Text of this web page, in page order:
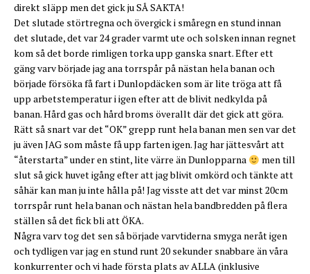
direkt släpp men det gick ju SÅ SAKTA!
Det slutade störtregna och övergick i småregn en stund innan
det slutade, det var 24 grader varmt ute och solsken innan regnet
kom så det borde rimligen torka upp ganska snart. Efter ett
gäng varv började jag ana torrspår på nästan hela banan och
började försöka få fart i Dunlopdäcken som är lite tröga att få
upp arbetstemperatur i igen efter att de blivit nedkylda på
banan. Hård gas och hård broms överallt där det gick att göra.
Rätt så snart var det “OK” grepp runt hela banan men sen var det
ju även JAG som måste få upp farten igen. Jag har jättesvårt att
“återstarta” under en stint, lite värre än Dunlopparna
men till
slut så gick huvet igång efter att jag blivit omkörd och tänkte att
såhär kan man ju inte hålla på! Jag visste att det var minst 20cm
torrspår runt hela banan och nästan hela bandbredden på flera
ställen så det fick bli att ÖKA.
Några varv tog det sen så började varvtiderna smyga neråt igen
och tydligen var jag en stund runt 20 sekunder snabbare än våra
konkurrenter och vi hade första plats av ALLA (inklusive